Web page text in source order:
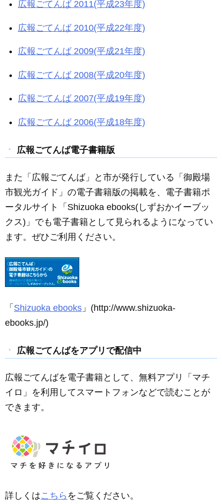
広報ごてんば 2011(平成23年度)
広報ごてんば 2010(平成22年度)
広報ごてんば 2009(平成21年度)
広報ごてんば 2008(平成20年度)
広報ごてんば 2007(平成19年度)
広報ごてんば 2006(平成18年度)
広報ごてんば電子書籍版
また「広報ごてんば」と市が発行している「御殿場
市観光ガイド」の電子書籍版の掲載を、電子書籍ポ
ータルサイト「Shizuoka ebooks(しずおかイーブッ
クス)」でも電子書籍として見られるようになってい
ます。ぜひご利用ください。
「 Shizuoka ebooks 」(http://www.shizuoka-
ebooks.jp/)
広報ごてんばをアプリで配信中
広報ごてんばを電子書籍として、無料アプリ「マチ
イロ」を利用してスマートフォンなどで読むことが
できます。
詳しくはこちら をご覧ください。